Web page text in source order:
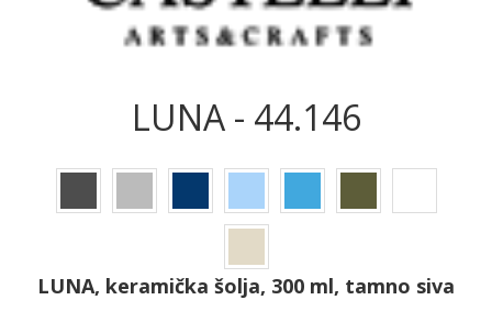
LUNA - 44.146
LUNA, keramička šolja, 300 ml, tamno siva